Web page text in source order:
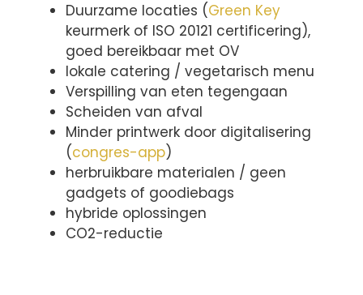
Duurzame locaties (Green Key
keurmerk of ISO 20121 certificering),
goed bereikbaar met OV
lokale catering / vegetarisch menu
Verspilling van eten tegengaan
Scheiden van afval
Minder printwerk door digitalisering
(congres-app)
herbruikbare materialen / geen
gadgets of goodiebags
hybride oplossingen
CO2-reductie